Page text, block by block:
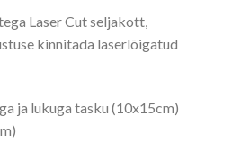
Laser Cut seljakott,
kinnitada laserlõigatud
ja lukuga tasku (10x15cm)